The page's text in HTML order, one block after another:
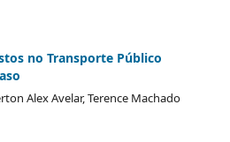
no Transporte Público
Alex Avelar, Terence Machado